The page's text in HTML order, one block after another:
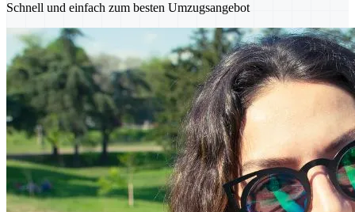
Schnell und einfach zum besten Umzugsangebot